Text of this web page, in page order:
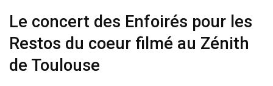
Le concert des Enfoirés pour les
Restos du coeur filmé au Zénith
de Toulouse